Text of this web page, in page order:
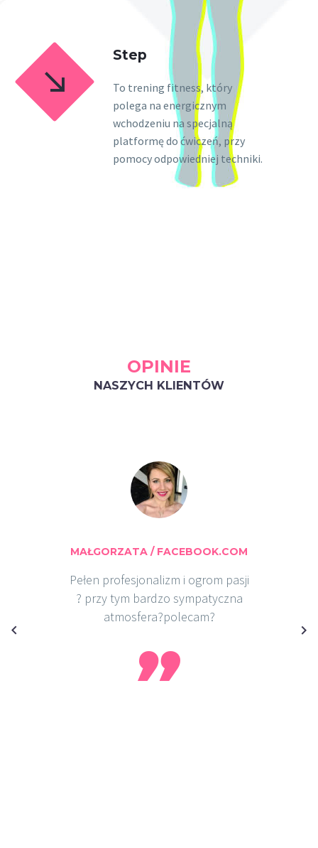


Step
To trening fitness, który
polega na energicznym
wchodzeniu na specjalną
platformę do ćwiczeń, przy
pomocy odpowiedniej techniki.
OPINIE
NASZYCH KLIENTÓW
MAŁGORZATA / FACEBOOK.COM
Pełen profesjonalizm i ogrom pasji
? przy tym bardzo sympatyczna
atmosfera?polecam?